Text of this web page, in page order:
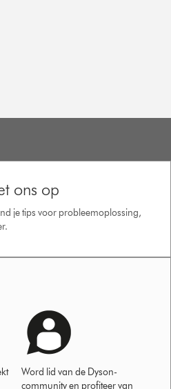
ons op
je tips voor probleemoplossing,
Word lid van de Dyson-
community en profiteer van